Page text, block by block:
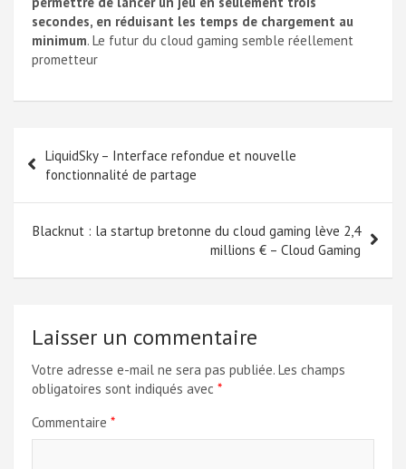
secondes, en réduisant les temps de chargement au
minimum. Le futur du cloud gaming semble réellement
prometteur
de
l’article
LiquidSky – Interface refondue et nouvelle
fonctionnalité de partage
Blacknut : la startup bretonne du cloud gaming lève 2,4
millions € – Cloud Gaming
Laisser un commentaire
Votre adresse e-mail ne sera pas publiée. Les champs
obligatoires sont indiqués avec *
Commentaire *